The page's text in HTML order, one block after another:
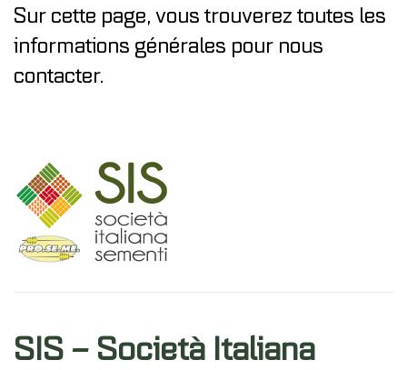
Sur cette page, vous trouverez toutes les
informations générales pour nous
contacter.
SIS – Società Italiana